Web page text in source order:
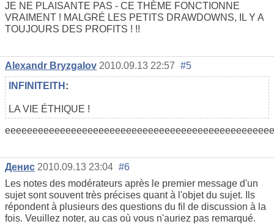
JE NE PLAISANTE PAS - CE THÈME FONCTIONNE
VRAIMENT ! MALGRÉ LES PETITS DRAWDOWNS, IL Y A
TOUJOURS DES PROFITS ! !!
Alexandr Bryzgalov 2010.09.13 22:57 #5
INFINITEITH :
LA VIE ÉTHIQUE !
Денис 2010.09.13 23:04 #6
Les notes des modérateurs après le premier message d'un
sujet sont souvent très précises quant à l'objet du sujet. Ils
répondent à plusieurs des questions du fil de discussion à la
fois. Veuillez noter, au cas où vous n'auriez pas remarqué.